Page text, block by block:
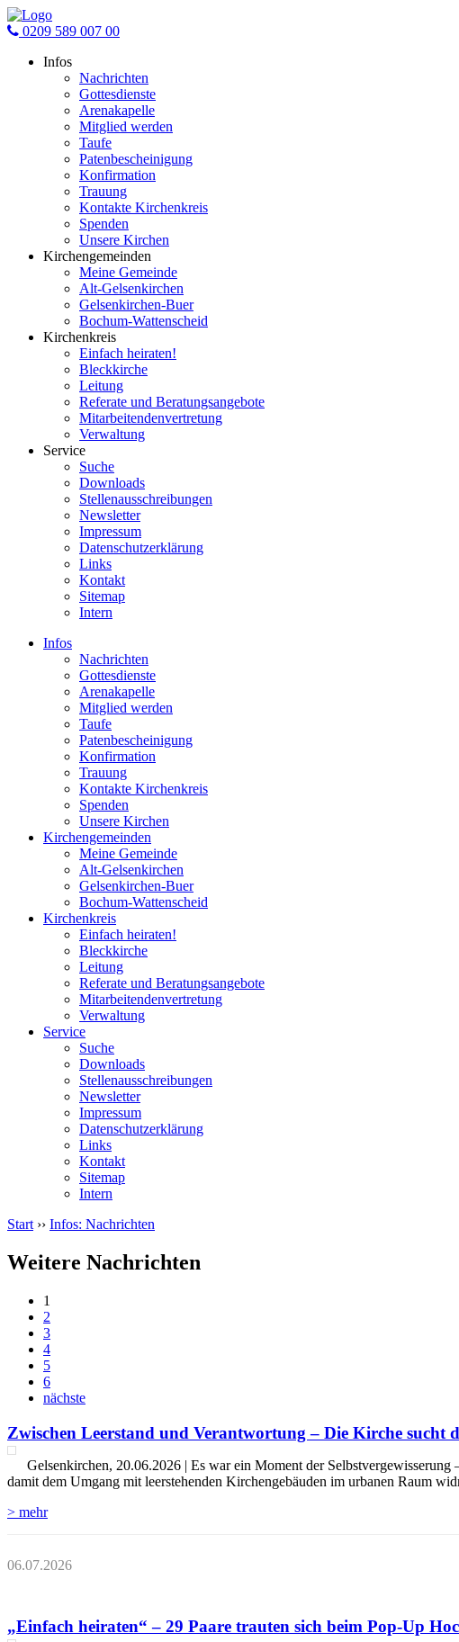
0209 589 007 00
Infos
Nachrichten
Gottesdienste
Arenakapelle
Mitglied werden
Taufe
Patenbescheinigung
Konfirmation
Trauung
Kontakte Kirchenkreis
Spenden
Unsere Kirchen
Kirchengemeinden
Meine Gemeinde
Alt-Gelsenkirchen
Gelsenkirchen-Buer
Bochum-Wattenscheid
Kirchenkreis
Einfach heiraten!
Bleckkirche
Leitung
Referate und Beratungsangebote
Mitarbeitendenvertretung
Verwaltung
Service
Suche
Downloads
Stellenausschreibungen
Newsletter
Impressum
Datenschutzerklärung
Links
Kontakt
Sitemap
Intern
Infos
Nachrichten
Gottesdienste
Arenakapelle
Mitglied werden
Taufe
Patenbescheinigung
Konfirmation
Trauung
Kontakte Kirchenkreis
Spenden
Unsere Kirchen
Kirchengemeinden
Meine Gemeinde
Alt-Gelsenkirchen
Gelsenkirchen-Buer
Bochum-Wattenscheid
Kirchenkreis
Einfach heiraten!
Bleckkirche
Leitung
Referate und Beratungsangebote
Mitarbeitendenvertretung
Verwaltung
Service
Suche
Downloads
Stellenausschreibungen
Newsletter
Impressum
Datenschutzerklärung
Links
Kontakt
Sitemap
Intern
Start ›› Infos: Nachrichten
Weitere Nachrichten
1
2
3
4
5
6
nächste
Zwischen Leerstand und Verantwortung – Die Kirche sucht
Gelsenkirchen, 20.06.2026 | Es war ein Moment der
damit dem Umgang mit leerstehenden Kirchengebäuden im urbanen Raum
> mehr
06.07.2026
„Einfach heiraten“ – 29 Paare trauten sich beim Pop-Up